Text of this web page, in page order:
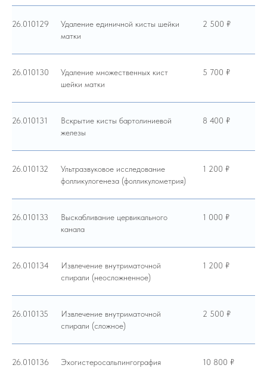
26.010129
Удаление единичной кисты шейки
матки
2 500 ₽
26.010130
Удаление множественных кист
шейки матки
5 700 ₽
26.010131
Вскрытие кисты бартолиниевой
железы
8 400 ₽
26.010132
Ультразвуковое исследование
фолликулогенеза (фолликулометрия)
1 200 ₽
26.010133
Выскабливание цервикального
канала
1 000 ₽
26.010134
Извлечение внутриматочной
спирали (неосложненное)
1 200 ₽
26.010135
Извлечение внутриматочной
спирали (сложное)
2 500 ₽
26.010136 Эхогистеросальпингография 10 800 ₽